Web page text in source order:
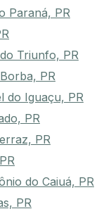
Paraná, PR
Triunfo, PR
PR
do Iguaçu, PR
PR
PR
do Caiuá, PR
PR